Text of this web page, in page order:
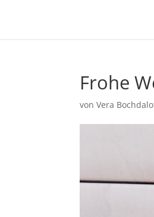
Frohe
vonVera